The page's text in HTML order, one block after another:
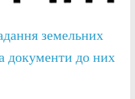
земельних
документи до них